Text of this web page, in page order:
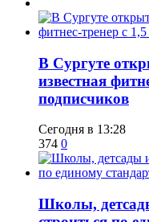
В Сургуте
известная
подписчиков
Сегодня в 13:28
374 0
Школы,